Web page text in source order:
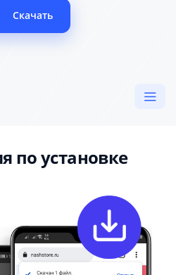
Скачать
по установке